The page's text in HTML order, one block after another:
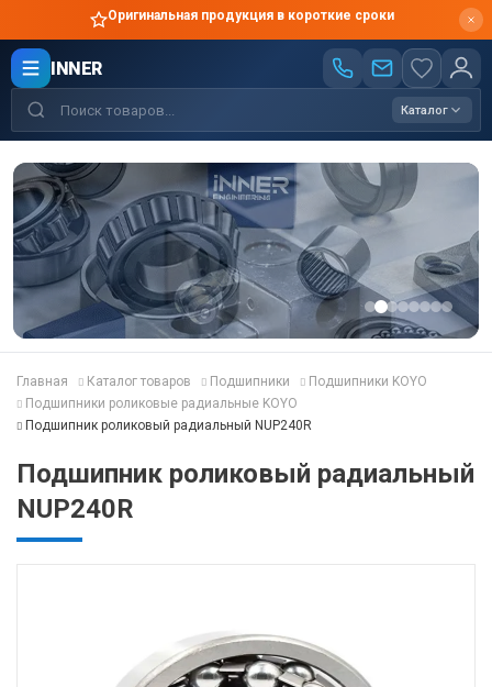
Оригинальная продукция в короткие сроки
INNER
Каталог
Главная Каталог товаров Подшипники
Подшипники KOYO
Подшипники роликовые радиальные KOYO
Подшипник роликовый радиальный NUP240R
Подшипник роликовый радиальный
NUP240R